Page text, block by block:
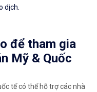
dịch.
để tham gia
Mỹ & Quốc
tế có thể hỗ trợ các nhà